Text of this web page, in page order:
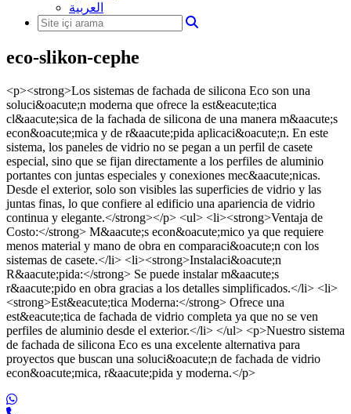
العربية
eco-slikon-cephe
<p><strong>Los sistemas de fachada de silicona Eco son una
soluci&oacute;n moderna que ofrece la est&eacute;tica
cl&aacute;sica de la fachada de silicona de una manera m&aacute;s
econ&oacute;mica y de r&aacute;pida aplicaci&oacute;n. En este
sistema, los paneles de vidrio no se pegan a un perfil de casete
especial, sino que se fijan directamente a los perfiles de aluminio
portantes con juntas especiales y conexiones mec&aacute;nicas.
Desde el exterior, solo son visibles las superficies de vidrio y las
juntas finas, lo que confiere al edificio una apariencia de vidrio
continua y elegante.</strong></p> <ul> <li><strong>Ventaja de
Costo:</strong> M&aacute;s econ&oacute;mico ya que requiere
menos material y mano de obra en comparaci&oacute;n con los
sistemas de casete.</li> <li><strong>Instalaci&oacute;n
R&aacute;pida:</strong> Se puede instalar m&aacute;s
r&aacute;pido en obra gracias a los detalles simplificados.</li> <li>
<strong>Est&eacute;tica Moderna:</strong> Ofrece una
est&eacute;tica de fachada de vidrio completa ya que no se ven
perfiles de aluminio desde el exterior.</li> </ul> <p>Nuestro sistema
de fachada de silicona Eco es una excelente alternativa para
proyectos que buscan una soluci&oacute;n de fachada de vidrio
econ&oacute;mica, r&aacute;pida y moderna.</p>